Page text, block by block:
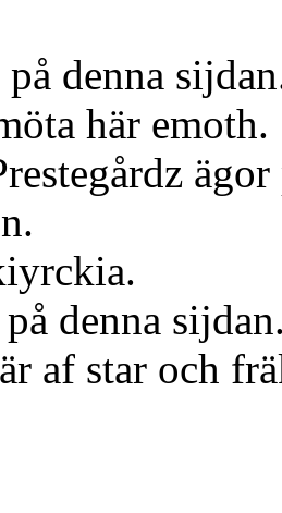
denna
här emoth.
denna
af star och